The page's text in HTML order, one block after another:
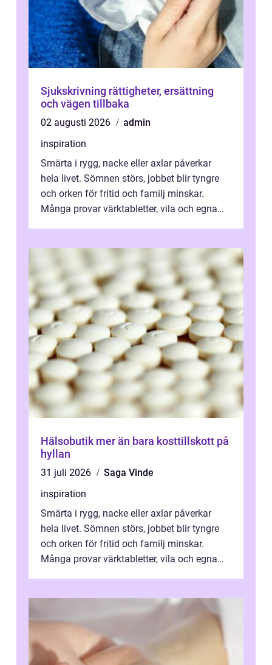
Sjukskrivning rättigheter, ersättning
och vägen tillbaka
02 augusti 2026
admin
inspiration
Smärta i rygg, nacke eller axlar påverkar
hela livet. Sömnen störs, jobbet blir tyngre
och orken för fritid och familj minskar.
Många provar värktabletter, vila och egna
Hälsobutik mer än bara kosttillskott på
hyllan
31 juli 2026
Saga Vinde
inspiration
Smärta i rygg, nacke eller axlar påverkar
hela livet. Sömnen störs, jobbet blir tyngre
och orken för fritid och familj minskar.
Många provar värktabletter, vila och egna